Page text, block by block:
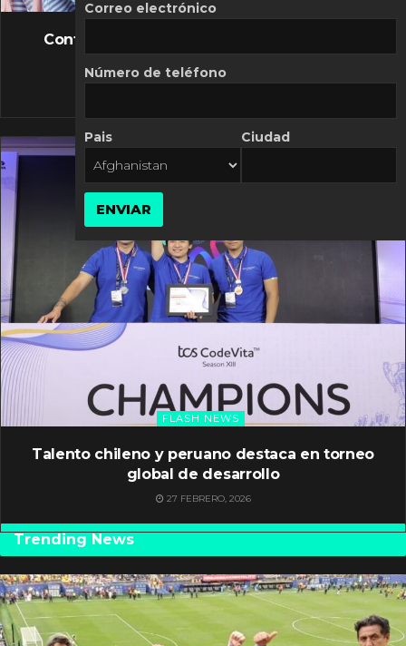
FLASH NEWS
Controversia de Mercado Libre por costos
10 MARZO, 2026
FLASH NEWS
Talento chileno y peruano destaca en torneo
global de desarrollo
27 FEBRERO, 2026
Trending News
Correo electrónico
Número de teléfono
Pais Ciudad
ENVIAR